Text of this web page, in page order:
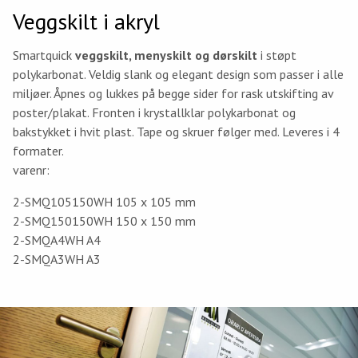
Veggskilt i akryl
Smartquick veggskilt, menyskilt og dørskilt i støpt
polykarbonat. Veldig slank og elegant design som passer i alle
miljøer. Åpnes og lukkes på begge sider for rask utskifting av
poster/plakat. Fronten i krystallklar polykarbonat og
bakstykket i hvit plast. Tape og skruer følger med. Leveres i 4
formater.
varenr:
2-SMQ105150WH 105 x 105 mm
2-SMQ150150WH 150 x 150 mm
2-SMQA4WH A4
2-SMQA3WH A3